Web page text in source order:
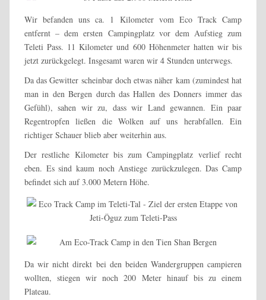
Wir befanden uns ca. 1 Kilometer vom Eco Track Camp
entfernt – dem ersten Campingplatz vor dem Aufstieg zum
Teleti Pass. 11 Kilometer und 600 Höhenmeter hatten wir bis
jetzt zurückgelegt. Insgesamt waren wir 4 Stunden unterwegs.
Da das Gewitter scheinbar doch etwas näher kam (zumindest hat
man in den Bergen durch das Hallen des Donners immer das
Gefühl), sahen wir zu, dass wir Land gewannen. Ein paar
Regentropfen ließen die Wolken auf uns herabfallen. Ein
richtiger Schauer blieb aber weiterhin aus.
Der restliche Kilometer bis zum Campingplatz verlief recht
eben. Es sind kaum noch Anstiege zurückzulegen. Das Camp
befindet sich auf 3.000 Metern Höhe.
Da wir nicht direkt bei den beiden Wandergruppen campieren
wollten, stiegen wir noch 200 Meter hinauf bis zu einem
Plateau.